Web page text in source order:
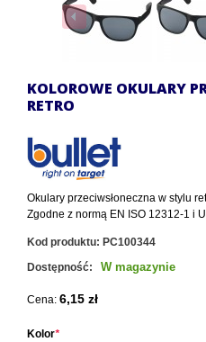
KOLOROWE OKULARY
RETRO
Okulary przeciwsłoneczna w stylu
Zgodne z normą EN ISO 12312-1 i
Kod produktu: PC100344
Dostępność:
W magazynie
Cena: 6,15 zł
*
Kolor